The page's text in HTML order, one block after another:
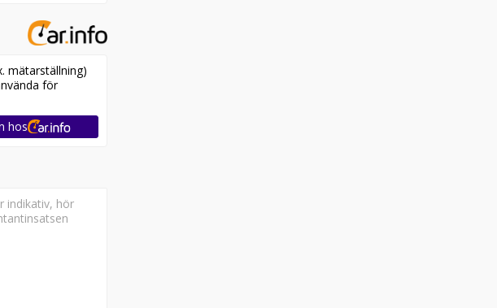
mätarställning)
för
hos
indikativ, hör